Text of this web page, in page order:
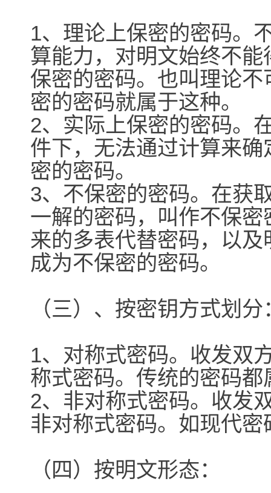
1、理论上保密的密码。
算能力，对明文始终不
保密的密码。也叫理论
密的密码就属于这种。
2、实际上保密的密码。
件下，无法通过计算来
密的密码。
3、不保密的密码。在获
一解的密码，叫作不保
来的多表代替密码，以
成为不保密的密码。
（三）、按密钥方式划分
1、对称式密码。收发双
称式密码。传统的密码都
2、非对称式密码。收发
非对称式密码。如现代
（四）按明文形态：